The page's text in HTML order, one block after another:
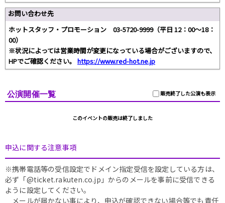
お問い合わせ先
ホットスタッフ・プロモーション 03-5720-9999（平日 12：00～18：
00）
※状況によっては営業時間が変更になっている場合がございますので、
HPでご確認ください。 https://www.red-hot.ne.jp
販売終了した公演も表示
公演開催一覧
このイベントの販売は終了しました
申込に関する注意事項
※携帯電話等の受信設定でドメイン指定受信を設定している方は、
必ず「@ticket.rakuten.co.jp」からのメールを事前に受信できる
ように設定してください。
メールが届かない事により、申込が確認できない場合等でも責任